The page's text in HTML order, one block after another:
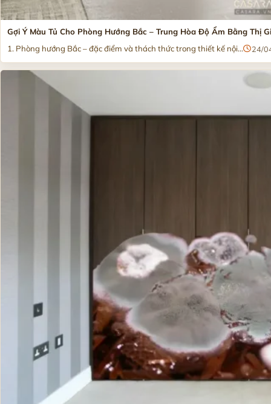
Gợi Ý Màu Tủ Cho Phòng Hướng Bắc – Trung Hòa Độ Ẩm Bằng Thị
1. Phòng hướng Bắc – đặc điểm và thách thức trong thiết kế nội...
24/